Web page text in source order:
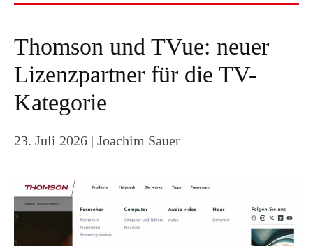
Thomson und TVue: neuer
Lizenzpartner für die TV-
Kategorie
23. Juli 2026 | Joachim Sauer